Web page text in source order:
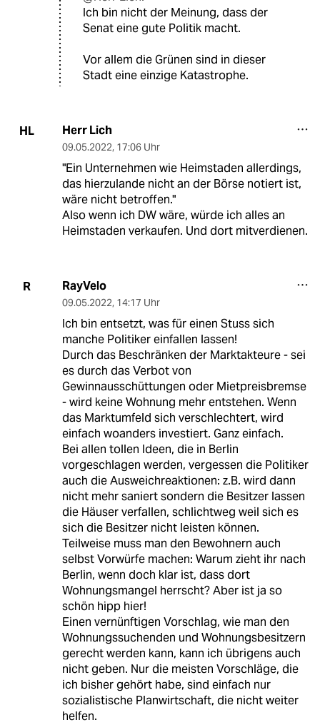
Ich bin nicht der Meinung, dass der
Senat eine gute Politik macht.
Vor allem die Grünen sind in dieser
Stadt eine einzige Katastrophe.
HL Herr Lich
09.05.2022, 17:06 Uhr
"Ein Unternehmen wie Heimstaden allerdings,
das hierzulande nicht an der Börse notiert ist,
wäre nicht betroffen."
Also wenn ich DW wäre, würde ich alles an
Heimstaden verkaufen. Und dort mitverdienen.
R RayVelo
09.05.2022, 14:17 Uhr
Ich bin entsetzt, was für einen Stuss sich
manche Politiker einfallen lassen!
Durch das Beschränken der Marktakteure - sei
es durch das Verbot von
Gewinnausschüttungen oder Mietpreisbremse
- wird keine Wohnung mehr entstehen. Wenn
das Marktumfeld sich verschlechtert, wird
einfach woanders investiert. Ganz einfach.
Bei allen tollen Ideen, die in Berlin
vorgeschlagen werden, vergessen die Politiker
auch die Ausweichreaktionen: z.B. wird dann
nicht mehr saniert sondern die Besitzer lassen
die Häuser verfallen, schlichtweg weil sich es
sich die Besitzer nicht leisten können.
Teilweise muss man den Bewohnern auch
selbst Vorwürfe machen: Warum zieht ihr nach
Berlin, wenn doch klar ist, dass dort
Wohnungsmangel herrscht? Aber ist ja so
schön hipp hier!
Einen vernünftigen Vorschlag, wie man den
Wohnungssuchenden und Wohnungsbesitzern
gerecht werden kann, kann ich übrigens auch
nicht geben. Nur die meisten Vorschläge, die
ich bisher gehört habe, sind einfach nur
sozialistische Planwirtschaft, die nicht weiter
helfen.